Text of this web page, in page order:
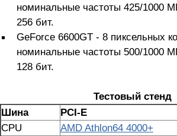
номинальные частоты 425/1000
256 бит.
GeForce 6600GT - 8 пиксельных
номинальные частоты 500/1000
128 бит.
Тестовый стенд
Шина
PCI-E
CPU
AMD Athlon64 4000+